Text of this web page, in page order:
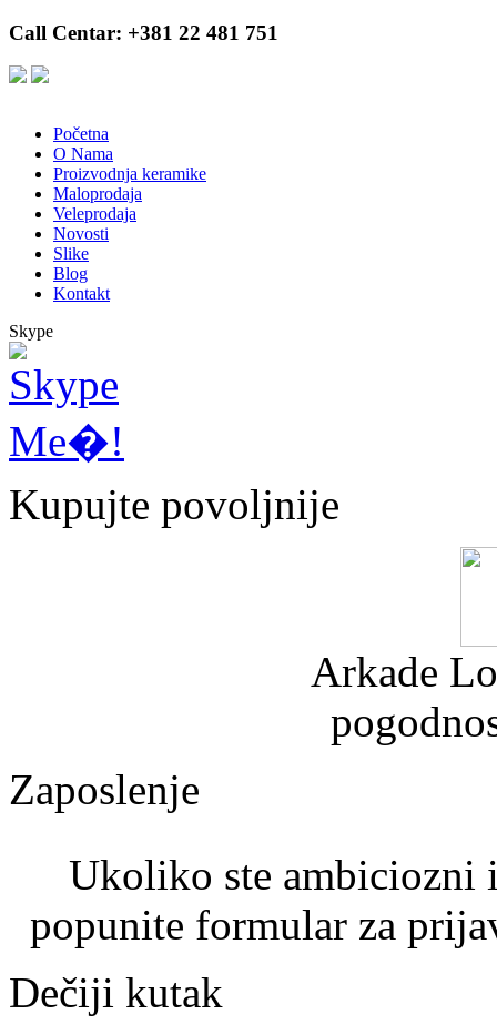
Call Centar: +381 22 481 751
Početna
O Nama
Proizvodnja keramike
Maloprodaja
Veleprodaja
Novosti
Slike
Blog
Kontakt
Skype
Kupujte povoljnije
Arkade
Zaposlenje
Ukoliko ste ambiciozni
popunite formular za
Dečiji kutak